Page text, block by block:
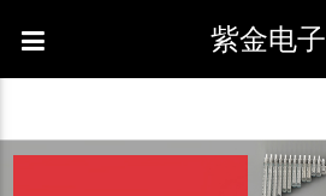
紫金电子